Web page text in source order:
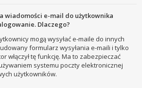
wiadomości e-mail do użytkownika
Dlaczego?
mogą wysyłać e-maile do innych
formularz wysyłania e-maili i tylko
włączył tę funkcję. Ma to zabezpieczać
systemu poczty elektronicznej
użytkowników.